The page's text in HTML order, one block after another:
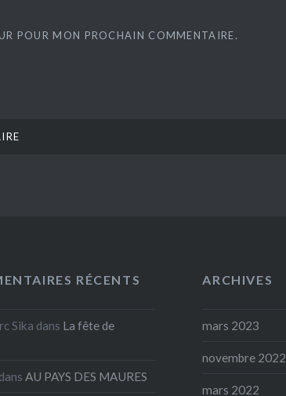
POUR MON PROCHAIN COMMENTAIRE.
RÉCENTS
Sika dans La fête de
dans AU PAYS DES MAURES
ARCHIVES
mars 2023
novembre 2022
mars 2022